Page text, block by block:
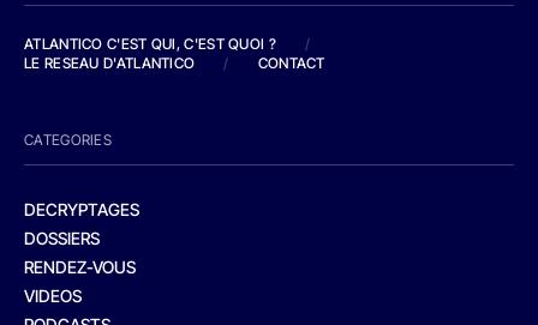
ATLANTICO C'EST QUI, C'EST QUOI ?
/
LE RESEAU D'ATLANTICO
/ CONTACT
CATEGORIES
DECRYPTAGES
DOSSIERS
RENDEZ-VOUS
VIDEOS